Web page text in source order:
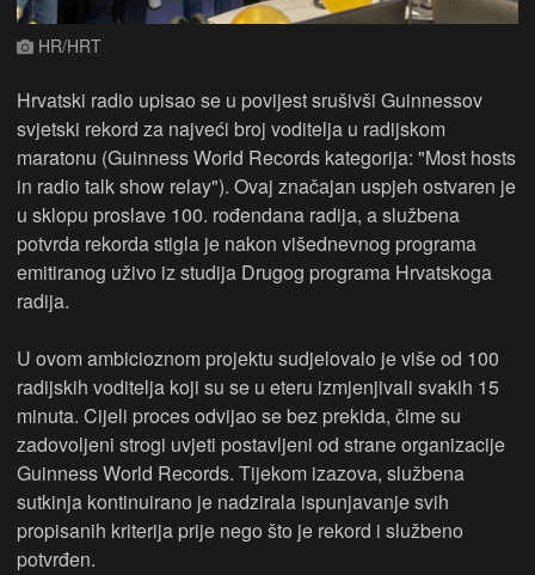
HR/HRT
Hrvatski radio upisao se u povijest srušivši Guinnessov
svjetski rekord za najveći broj voditelja u radijskom
maratonu (Guinness World Records kategorija: "Most hosts
in radio talk show relay"). Ovaj značajan uspjeh ostvaren je
u sklopu proslave 100. rođendana radija, a službena
potvrda rekorda stigla je nakon višednevnog programa
emitiranog uživo iz studija Drugog programa Hrvatskoga
radija.
U ovom ambicioznom projektu sudjelovalo je više od 100
radijskih voditelja koji su se u eteru izmjenjivali svakih 15
minuta. Cijeli proces odvijao se bez prekida, čime su
zadovoljeni strogi uvjeti postavljeni od strane organizacije
Guinness World Records. Tijekom izazova, službena
sutkinja kontinuirano je nadzirala ispunjavanje svih
propisanih kriterija prije nego što je rekord i službeno
potvrđen.